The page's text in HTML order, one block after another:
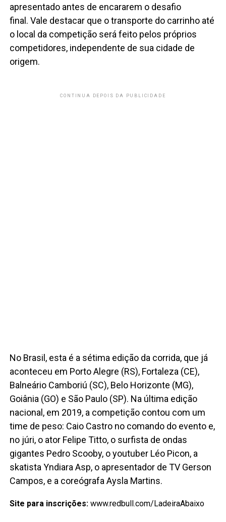
apresentado antes de encararem o desafio
final. Vale destacar que o transporte do carrinho até
o local da competição será feito pelos próprios
competidores, independente de sua cidade de
origem.
CONTINUA DEPOIS DA PUBLICIDADE
No Brasil, esta é a sétima edição da corrida, que já
aconteceu em Porto Alegre (RS), Fortaleza (CE),
Balneário Camboriú (SC), Belo Horizonte (MG),
Goiânia (GO) e São Paulo (SP). Na última edição
nacional, em 2019, a competição contou com um
time de peso: Caio Castro no comando do evento e,
no júri, o ator Felipe Titto, o surfista de ondas
gigantes Pedro Scooby, o youtuber Léo Picon, a
skatista Yndiara Asp, o apresentador de TV Gerson
Campos, e a coreógrafa Aysla Martins.
Site para inscrições:www.redbull.com/LadeiraAbaixo